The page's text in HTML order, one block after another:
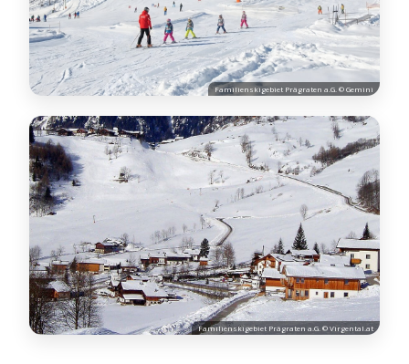
Familienskigebiet Prägraten a.G. © Gemini
Familienskigebiet Prägraten a.G. © Virgental.at